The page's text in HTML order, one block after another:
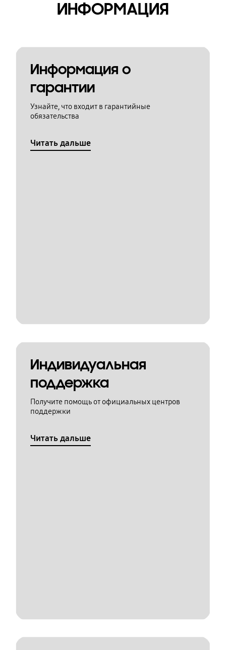
ИНФОРМАЦИЯ
Информация о
гарантии
Узнайте, что входит в гарантийные
обязательства
Читать дальше
Индивидуальная
поддержка
Получите помощь от официальных центров
поддержки
Читать дальше